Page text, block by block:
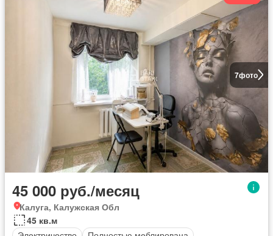
7фото
45 000 руб./месяц
Калуга, Калужская Обл
45 кв.м